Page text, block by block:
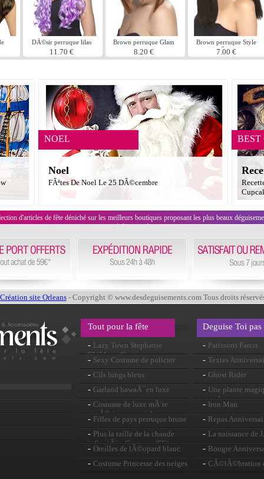
DÃ©sir perruque lilas
11.70 €
Brown perruque Glam
8.20 €
Brown perruque Style
Star
7.00 €
NOEL
Noel
FÃªtes De Noel Le 25 DÃ©cembre
BEST
d'articles de fête déniché sur les meilleurs boutiques proposant les plus beaux
évènement !
Création site Orleans- Copyright © www.desdeguisements.com Tous droits
Tout pour la fête
- Lazy Town Stephanie
Childrens Costume
- Sexy Costume de policier
- Cils longs bleus
- Garland hawaÃ¯en luxe
- Costume de luxe mÃ¨re
supÃ©rieure moniales
- Filles de pays perruque brune
- Plus la taille de la chaude
infirmiÃ¨re Costume (FC)
- Oreilles de lÃ©opard blanc
- Costume Princesse des neiges
Deguise Toi pas
- Patissons Farcis
- Textes
- Ghost Rider
- Une plante
mandragore
- Iron Man
- Repas
- La naissance de
- Bougie
- CÃ©lÃ©bration